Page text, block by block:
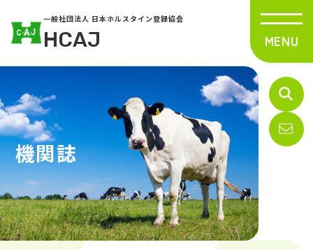
一般社団法人 日本ホルスタイン登録協会
HCAJ
機関誌